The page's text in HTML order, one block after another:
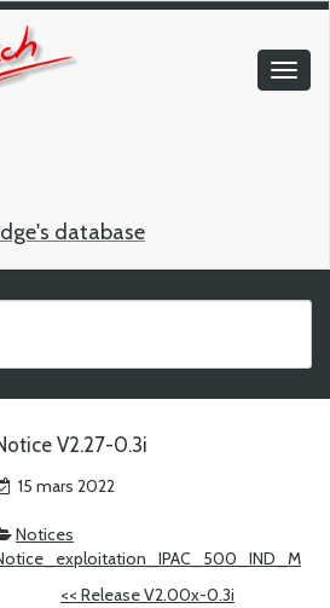
database
V2.27-0.3i
15 mars 2022
Notices
<<Release V2.00x-0.3i